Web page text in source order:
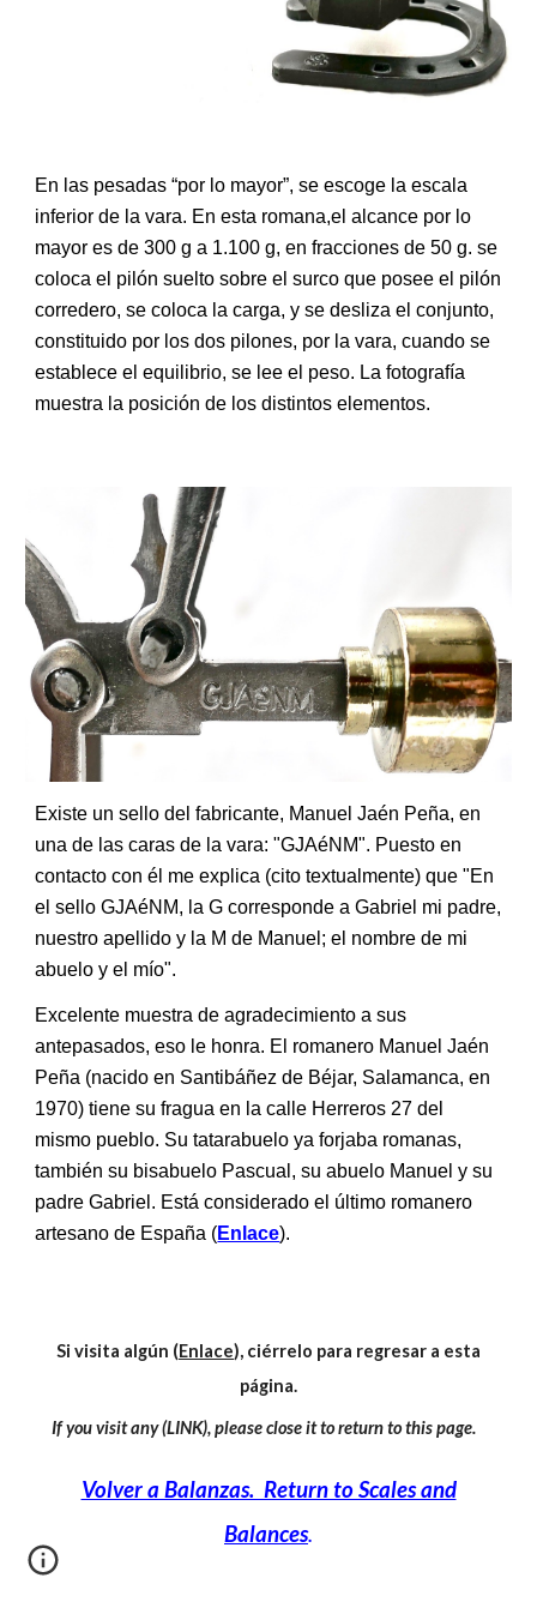
En las pesadas “por lo mayor”, se escoge la escala
inferior de la vara. En esta romana,el alcance por lo
mayor es de 300 g a 1.100 g, en fracciones de 50 g. se
coloca el pilón suelto sobre el surco que posee el pilón
corredero, se coloca la carga, y se desliza el conjunto,
constituido por los dos pilones, por la vara, cuando se
establece el equilibrio, se lee el peso. La fotografía
muestra la posición de los distintos elementos.
Existe un sello del fabricante, Manuel Jaén Peña, en
una de las caras de la vara: "GJAéNM". Puesto en
contacto con él me explica (cito textualmente) que "En
el sello GJAéNM, la G corresponde a Gabriel mi padre,
nuestro apellido y la M de Manuel; el nombre de mi
abuelo y el mío".
Excelente muestra de agradecimiento a sus
antepasados, eso le honra. El romanero Manuel Jaén
Peña (nacido en Santibáñez de Béjar, Salamanca, en
1970) tiene su fragua en la calle Herreros 27 del
mismo pueblo. Su tatarabuelo ya forjaba romanas,
también su bisabuelo Pascual, su abuelo Manuel y su
padre Gabriel. Está considerado el último romanero
artesano de España (Enlace).
Si visita algún (Enlace), ciérrelo para regresar a esta
página.
If you visit any (LINK), please close it to return to this page.
Volver a Balanzas. Return to Scales and
Balances.